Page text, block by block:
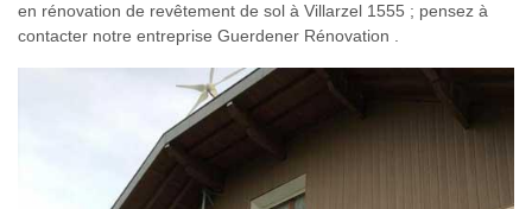
en rénovation de revêtement de sol à Villarzel 1555 ; pensez à
contacter notre entreprise Guerdener Rénovation .